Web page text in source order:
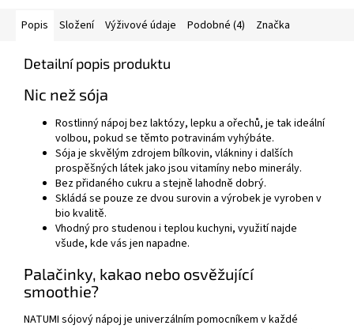
Popis Složení Výživové údaje Podobné (4) Značka
Detailní popis produktu
Nic než sója
Rostlinný nápoj bez laktózy, lepku a ořechů, je tak ideální
volbou, pokud se těmto potravinám vyhýbáte.
Sója je skvělým zdrojem bílkovin, vlákniny i dalších
prospěšných látek jako jsou vitamíny nebo minerály.
Bez přidaného cukru a stejně lahodně dobrý.
Skládá se pouze ze dvou surovin a výrobek je vyroben v
bio kvalitě.
Vhodný pro studenou i teplou kuchyni, využití najde
všude, kde vás jen napadne.
Palačinky, kakao nebo osvěžující
smoothie?
NATUMI sójový nápoj je univerzálním pomocníkem v každé